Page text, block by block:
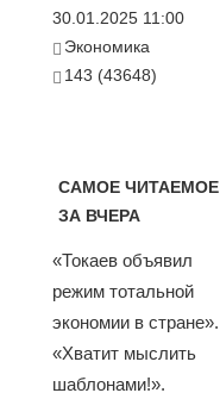
30.01.2025 11:00
Экономика
143 (43648)
САМОЕ ЧИТАЕМОЕ
ЗА ВЧЕРА
«Токаев объявил
режим тотальной
экономии в стране».
«Хватит мыслить
шаблонами!».